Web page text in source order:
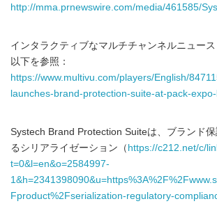
http://mma.prnewswire.com/media/461585/
インタラクティブなマルチチャンネルニュー
以下を参照：
https://www.multivu.com/players/English/
launches-brand-protection-suite-at-pack-
Systech Brand Protection Suiteは、ブランド
るシリアライゼーション（ https://c212.net/c/
t=0&l=en&o=2584997-
Fproduct%2Fserialization-regulatory-